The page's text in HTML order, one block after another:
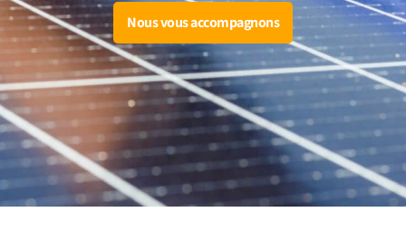
Nous vous accompagnons